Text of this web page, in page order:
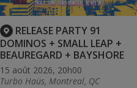
RELEASE PARTY 91
DOMINOS + SMALL LEAP +
BEAUREGARD + BAYSHORE
15 août 2026, 20h00
Turbo Haüs, Montreal, QC